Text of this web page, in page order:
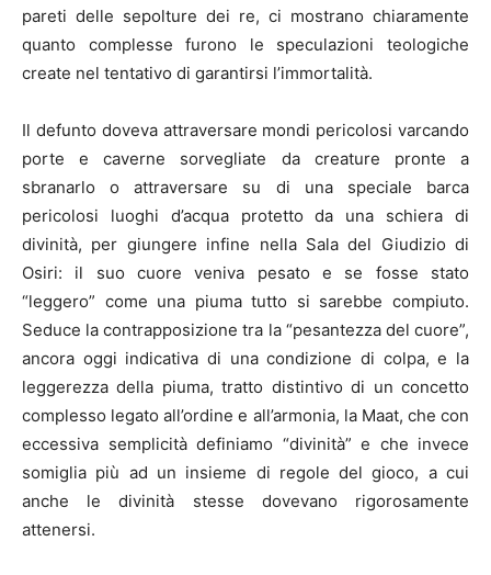
pareti delle sepolture dei re, ci mostrano chiaramente
quanto complesse furono le speculazioni teologiche
create nel tentativo di garantirsi l’immortalità.
Il defunto doveva attraversare mondi pericolosi varcando
porte e caverne sorvegliate da creature pronte a
sbranarlo o attraversare su di una speciale barca
pericolosi luoghi d’acqua protetto da una schiera di
divinità, per giungere infine nella Sala del Giudizio di
Osiri: il suo cuore veniva pesato e se fosse stato
“leggero” come una piuma tutto si sarebbe compiuto.
Seduce la contrapposizione tra la “pesantezza del cuore”,
ancora oggi indicativa di una condizione di colpa, e la
leggerezza della piuma, tratto distintivo di un concetto
complesso legato all’ordine e all’armonia, la Maat, che con
eccessiva semplicità definiamo “divinità” e che invece
somiglia più ad un insieme di regole del gioco, a cui
anche le divinità stesse dovevano rigorosamente
attenersi.